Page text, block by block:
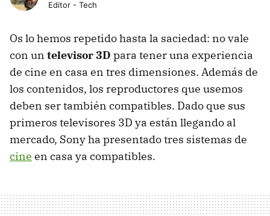
Editor - Tech
Os lo hemos repetido hasta la saciedad: no vale
con un televisor 3D para tener una experiencia
de cine en casa en tres dimensiones. Además de
los contenidos, los reproductores que usemos
deben ser también compatibles. Dado que sus
primeros televisores 3D ya están llegando al
mercado, Sony ha presentado tres sistemas de
cine en casa ya compatibles.